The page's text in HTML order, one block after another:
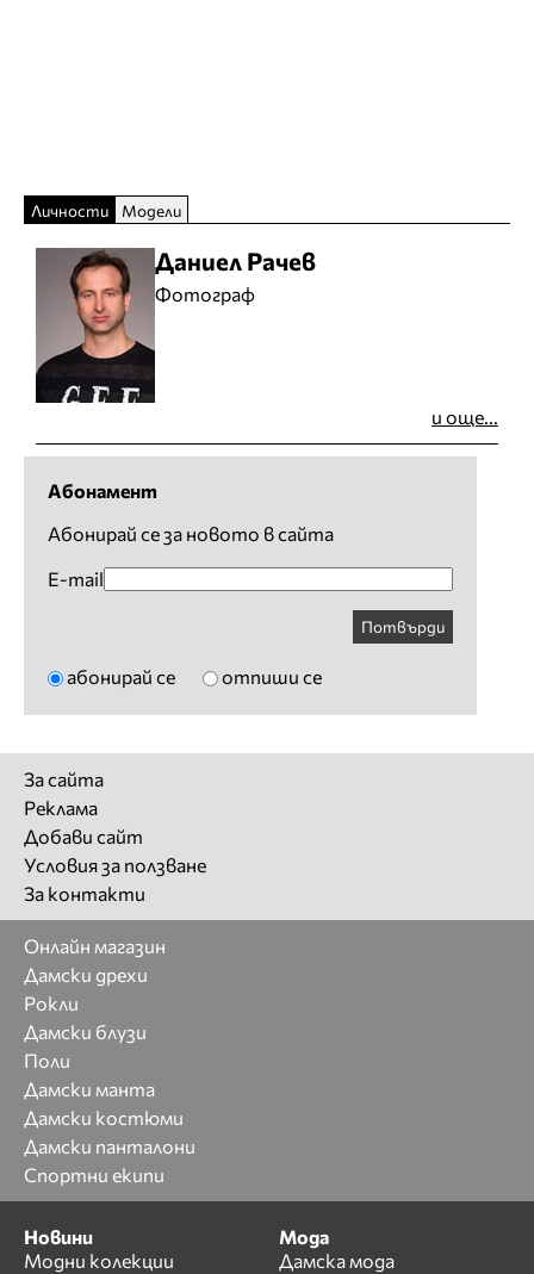
Личности Модели
Даниел Рачев
Фотограф
и още...
Абонамент
Абонирай се за новото в сайта
E-mail
Потвърди
абонирай се отпиши се
За сайта
Реклама
Добави сайт
Условия за ползване
За контакти
Онлайн магазин
Дамски дрехи
Рокли
Дамски блузи
Поли
Дамски манта
Дамски костюми
Дамски панталони
Спортни екипи
Новини
Модни колекции
Мода
Дамска мода